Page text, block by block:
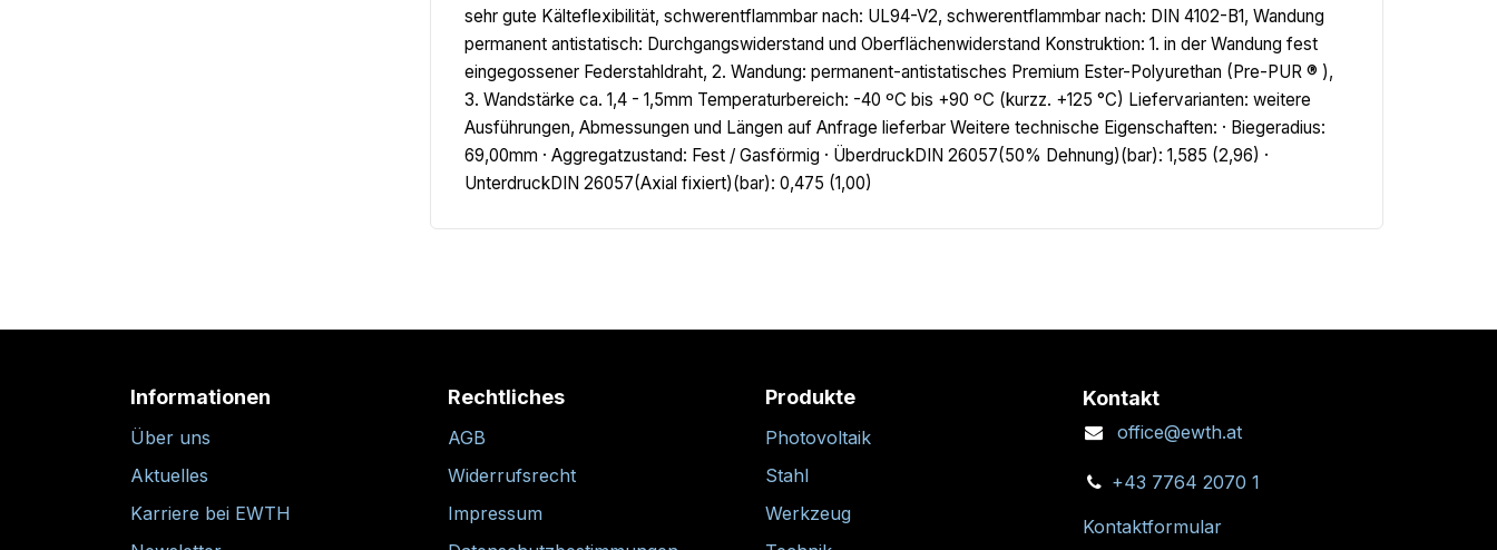
sehr gute Kälteflexibilität, schwerentflammbar nach: UL94-V2, schwerentflammbar nach: DIN 4102-B1, Wandung
permanent antistatisch: Durchgangswiderstand und Oberflächenwiderstand Konstruktion: 1. in der Wandung fest
eingegossener Federstahldraht, 2. Wandung: permanent-antistatisches Premium Ester-Polyurethan (Pre-PUR ® ),
3. Wandstärke ca. 1,4 - 1,5mm Temperaturbereich: -40 ºC bis +90 ºC (kurzz. +125 °C) Liefervarianten: weitere
Ausführungen, Abmessungen und Längen auf Anfrage lieferbar Weitere technische Eigenschaften: · Biegeradius:
69,00mm · Aggregatzustand: Fest / Gasförmig · ÜberdruckDIN 26057(50% Dehnung)(bar): 1,585 (2,96) ·
UnterdruckDIN 26057(Axial fixiert)(bar): 0,475 (1,00)
Informationen
Über uns
Aktuelles
Karriere bei EWTH
Rechtliches
AGB
Widerrufsrecht
Impressum
Produkte
Photovoltaik
Stahl
Werkzeug
Kontakt
office@ewth.at
+43 7764 2070 1
Kontaktformular